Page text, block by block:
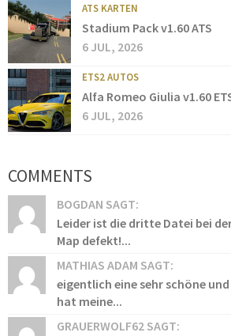
ATS KARTEN
Stadium Pack v1.60 ATS
6 JUL, 2026
ETS2 AUTOS
Alfa Romeo Giulia v1.60
6 JUL, 2026
COMMENTS
BOGDAN SAGT:
Leider ist die dritte Datei bei
Map defekt!...
MATHIAS ADAM SAGT:
eigentlich eine sehr schöne
hat meine...
GRAUERWOLF62 SAGT: